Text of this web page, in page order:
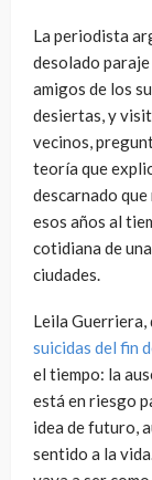
La periodista
desolado
amigos de los
desiertas, y
vecinos,
teoría que
descarnado
esos años al
cotidiana de
ciudades.
Leila Guerriera,
suicidas del fin
el tiempo: la
está en riesgo
idea de futuro,
sentido a la